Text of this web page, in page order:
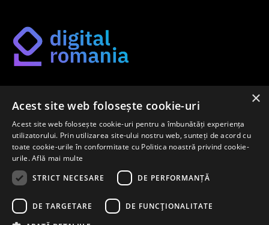
Găsește-ți metoda potrivită de digitalizare pe platforma
Newsletter
Înregistrează-te pentru a afla primul despre cele mai noi
metode de digitalizare pe piața internă.
×
Acest site web folosește cookie-uri
Acest site web folosește cookie-uri pentru a îmbunătăți experiența
utilizatorului. Prin utilizarea site-ului nostru web, sunteți de acord cu
toate cookie-urile în conformitate cu Politica noastră privind cookie-
urile.Află mai multe
STRICT NECESARE
DE PERFORMANȚĂ
DE TARGETARE DE FUNCŢIONALITATE